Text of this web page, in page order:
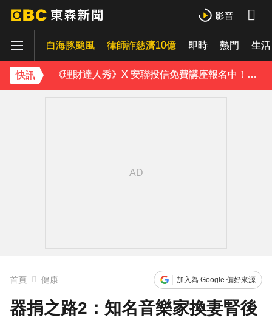
白海豚颱風 律師詐慈濟10億 即時 熱門 生活
快訊
下載東森App，隨時掌握天下大小事！
內政部向憲法法庭遞狀 聲請解散統促黨
《理財達人秀》X 安聯投信免費講座報名中！搶先卡位 2027
首頁 健康 加入為 Google 偏好來源
器捐之路2：知名音樂家換妻腎後